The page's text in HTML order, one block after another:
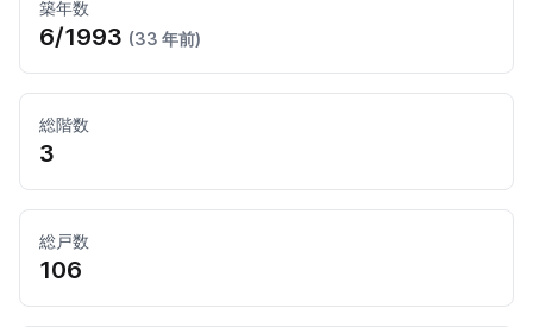
築年数
6/1993 (33 年前)
総階数
3
総戸数
106